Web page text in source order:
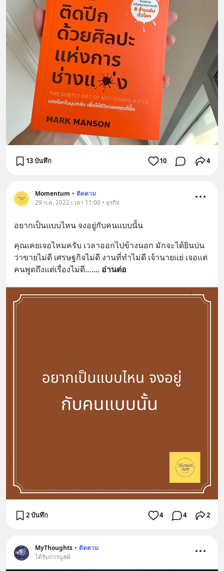
13 บันทึก 10 4
Momentum • ติดตาม
29 ก.ค. 2022 เวลา 11:00 • ธุรกิจ
อยากเป็นแบบไหน จงอยู่กับคนแบบนั้น
คุณเคยเจอไหมครับ เวลาออกไปข้างนอก มักจะได้ยินบ่น
ว่าขายไม่ดี เศรษฐกิจไม่ดี งานที่ทำไม่ดี เจ้านายแย่ เจอแต่
คนพูดถึงแต่เรื่องไม่ดี….... อ่านต่อ
2 บันทึก 4 4 2
MyThoughts • ติดตาม
ได้รับการบูสต์